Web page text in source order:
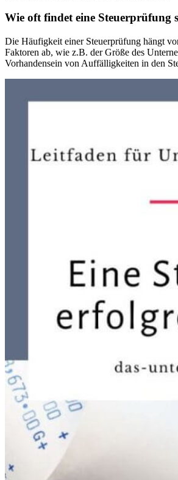
Wie oft findet eine Steuerprüfung
Die Häufigkeit einer Steuerprüfung hängt
Faktoren ab, wie z.B. der Größe des
Vorhandensein von Auffälligkeiten in den